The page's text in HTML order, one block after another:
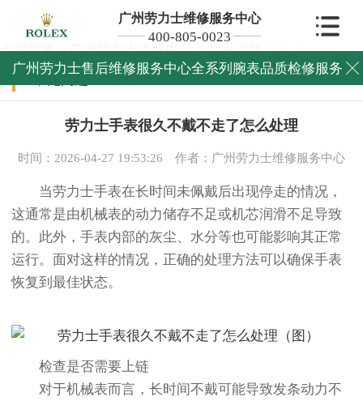
广州劳力士维修服务中心
400-805-0023
广州劳力士售后维修服务中心全系列腕表品质检修服务 
当前位置：广州劳力士维修中心>常见问题>
常见问题
劳力士手表很久不戴不走了怎么处理
时间：2026-04-27 19:53:26 作者：广州劳力士维修服务中心
当劳力士手表在长时间未佩戴后出现停走的情况，
这通常是由机械表的动力储存不足或机芯润滑不足导致
的。此外，手表内部的灰尘、水分等也可能影响其正常
运行。面对这样的情况，正确的处理方法可以确保手表
恢复到最佳状态。
检查是否需要上链
对于机械表而言，长时间不戴可能导致发条动力不